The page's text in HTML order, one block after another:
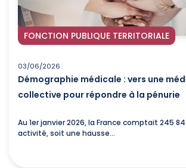
FONCTION PUBLIQUE TERRITORIALE
03/06/2026
Démographie médicale : vers une
collective pour répondre à la pénurie
Au 1er janvier 2026, la France comptait 245
activité, soit une hausse...